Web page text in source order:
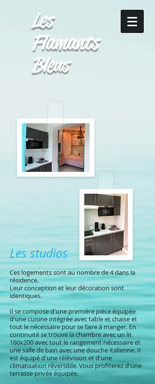
Les
Flamants
Bleus
Les studios
Ces logements sont au nombre de 4 dans la
résidence.
Leur conception et leur décoration sont
identiques.
Il se compose d'une première pièce équipée
d'une cuisine intégrée avec table et chaise et
tout le nécessaire pour se faire à manger. En
continuité se trouve la chambre avec un lit
160x200 avec tout le rangement nécessaire et
une salle de bain avec une douche italienne. Il
est équipé d'une télévision et d'une
climatisation réversible. Vous profiterez d'une
terrasse privée équipée.